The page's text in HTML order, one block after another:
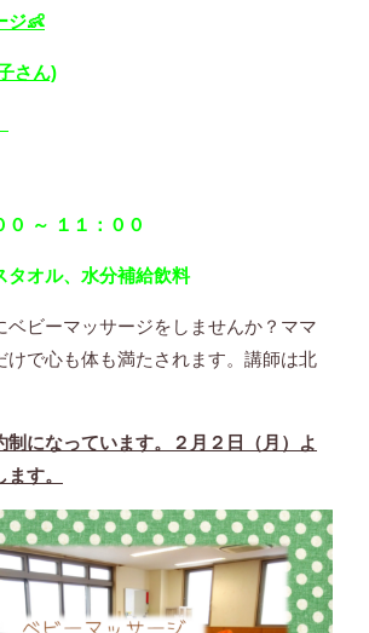
ジ👶
さん)
）
０ ～ １１：００
オル、水分補給飲料
ベビーマッサージをしませんか？ママ
けで心も体も満たされます。講師は北
制になっています。２月２日（月）よ
す。